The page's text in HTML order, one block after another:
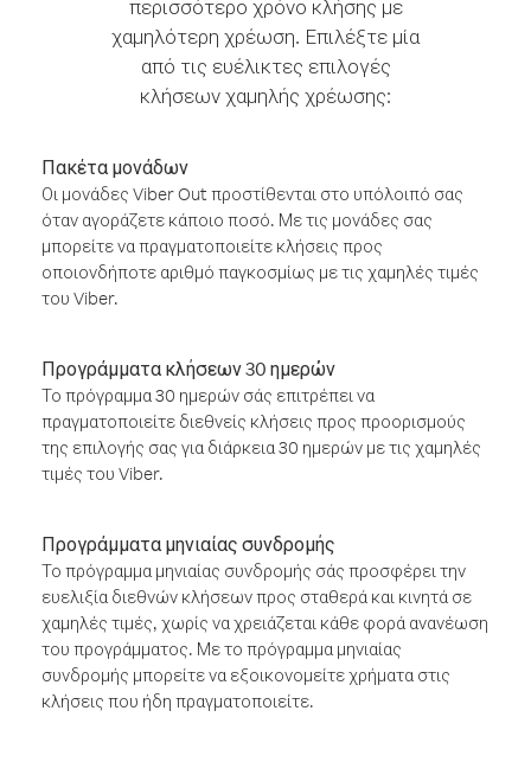
περισσότερο χρόνο κλήσης με
χαμηλότερη χρέωση. Επιλέξτε μία
από τις ευέλικτες επιλογές
κλήσεων χαμηλής χρέωσης:
Πακέτα μονάδων
Οι μονάδες Viber Out προστίθενται στο υπόλοιπό σας
όταν αγοράζετε κάποιο ποσό. Με τις μονάδες σας
μπορείτε να πραγματοποιείτε κλήσεις προς
οποιονδήποτε αριθμό παγκοσμίως με τις χαμηλές τιμές
του Viber.
Προγράμματα κλήσεων 30 ημερών
Το πρόγραμμα 30 ημερών σάς επιτρέπει να
πραγματοποιείτε διεθνείς κλήσεις προς προορισμούς
της επιλογής σας για διάρκεια 30 ημερών με τις χαμηλές
τιμές του Viber.
Προγράμματα μηνιαίας συνδρομής
Το πρόγραμμα μηνιαίας συνδρομής σάς προσφέρει την
ευελιξία διεθνών κλήσεων προς σταθερά και κινητά σε
χαμηλές τιμές, χωρίς να χρειάζεται κάθε φορά ανανέωση
του προγράμματος. Με το πρόγραμμα μηνιαίας
συνδρομής μπορείτε να εξοικονομείτε χρήματα στις
κλήσεις που ήδη πραγματοποιείτε.